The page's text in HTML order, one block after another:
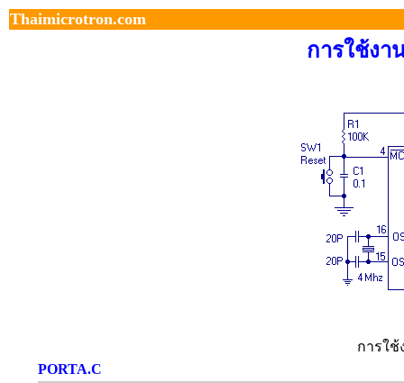
Thaimicrotron.com
การใช้งา
การใ
PORTA.C